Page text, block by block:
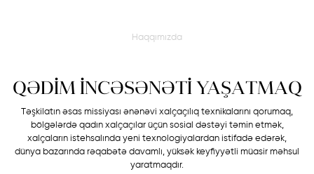
Qazax-Gəncə
Təbriz
Eksperimental kolleksiya
Dizayner Xalçaları
Haqqımızda
QƏDİM İNCƏSƏNƏTİ YAŞATMAQ
Təşkilatın əsas missiyası ənənəvi xalçaçılıq texnikalarını qorumaq,
bölgələrdə qadın xalçaçılar üçün sosial dəstəyi təmin etmək,
xalçaların istehsalında yeni texnologiyalardan istifadə edərək,
dünya bazarında rəqabətə davamlı, yüksək keyfiyyətli müasir məhsul
yaratmaqdır.